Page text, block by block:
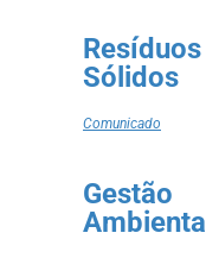
Resíduos
Sólidos
Comunicado
Gestão
Ambiental